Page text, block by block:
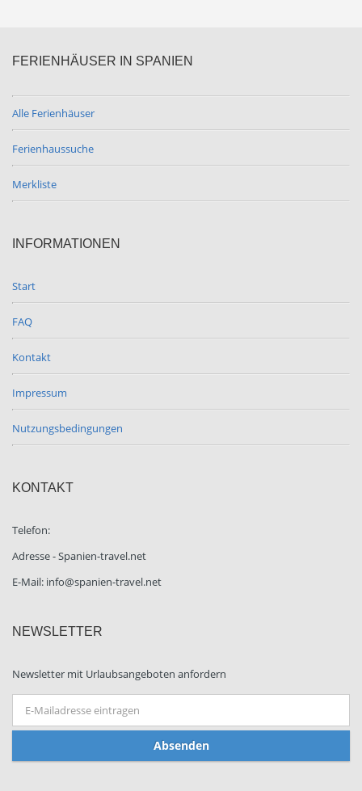
FERIENHÄUSER IN SPANIEN
Alle Ferienhäuser
Ferienhaussuche
Merkliste
INFORMATIONEN
Start
FAQ
Kontakt
Impressum
Nutzungsbedingungen
KONTAKT
Telefon:
Adresse - Spanien-travel.net
E-Mail: info@spanien-travel.net
NEWSLETTER
Newsletter mit Urlaubsangeboten anfordern
Absenden